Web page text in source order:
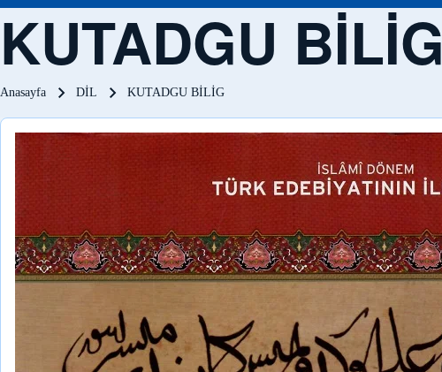
KUTADGU BİLİG
Sayfa yolu
Anasayfa DİL KUTADGU BİLİG